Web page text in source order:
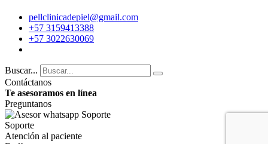
pellclinicadepiel@gmail.com
+57 3159413388
+57 3022630069
Buscar...
Contáctanos
Te asesoramos en línea
Preguntanos
Soporte
Atención al paciente